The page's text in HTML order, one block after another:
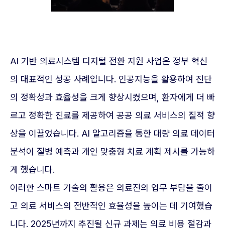
AI 기반 의료시스템 디지털 전환 지원 사업은 정부 혁신
의 대표적인 성공 사례입니다. 인공지능을 활용하여 진단
의 정확성과 효율성을 크게 향상시켰으며, 환자에게 더 빠
르고 정확한 진료를 제공하여 공공 의료 서비스의 질적 향
상을 이끌었습니다. AI 알고리즘을 통한 대량 의료 데이터
분석이 질병 예측과 개인 맞춤형 치료 계획 제시를 가능하
게 했습니다.
이러한 스마트 기술의 활용은 의료진의 업무 부담을 줄이
고 의료 서비스의 전반적인 효율성을 높이는 데 기여했습
니다. 2025년까지 추진될 신규 과제는 의료 비용 절감과